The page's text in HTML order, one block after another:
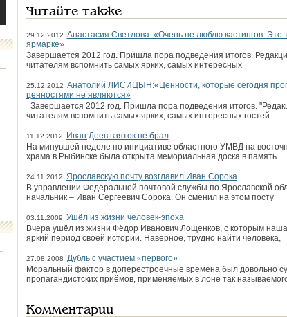
Читайте также
29.12.2012 Анастасия Светлова: «Очень не люблю кастингов. Это
ярмарке»
Завершается 2012 год. Пришла пора подведения итогов.
читателям вспомнить самых ярких, самых интересных
25.12.2012 Анатолий ЛИСИЦЫН:«Ценности, которые сегодня
ценностями не являются»
Завершается 2012 год. Пришла пора подведения итогов.
читателям вспомнить самых ярких, самых интересных гостей
11.12.2012
Иван Деев взяток не брал
На минувшей неделе по инициативе областного УМВД на
храма в Рыбинске была открыта мемориальная доска в память
24.11.2012 Ярославскую почту возглавил Иван Сорока
В управлении Федеральной почтовой службы по Ярославской
начальник – Иван Сергеевич Сорока. Он сменил на этом посту
03.11.2009 Ушёл из жизни человек-эпоха
Вчера ушёл из жизни Фёдор Иванович Лощенков, с которым
яркий период своей истории. Наверное, трудно найти человека,
27.08.2008 Дубль с участием «первого»
Моральный фактор в доперестроечные времена был довольно
пропагандистских приёмов, применяемых в лоне так
Комментарии